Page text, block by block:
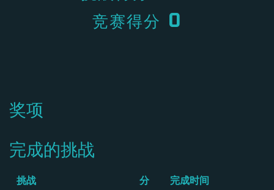
竞赛得分 0
奖项
完成的挑战
挑战
分
完成时间